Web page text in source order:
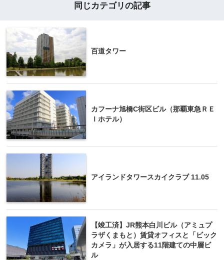
同じカテゴリの記事
百道タワー
カフーナ旭橋C街区ビル（那覇東急ＲＥ
Ｉホテル）
アイランドタワースカイクラブ 11.05
【竣工済】JR熊本白川ビル（アミュプ
ラザくまもと）賃貸オフィスと「ビック
カメラ」が入居する11階建ての中層ビ
ル